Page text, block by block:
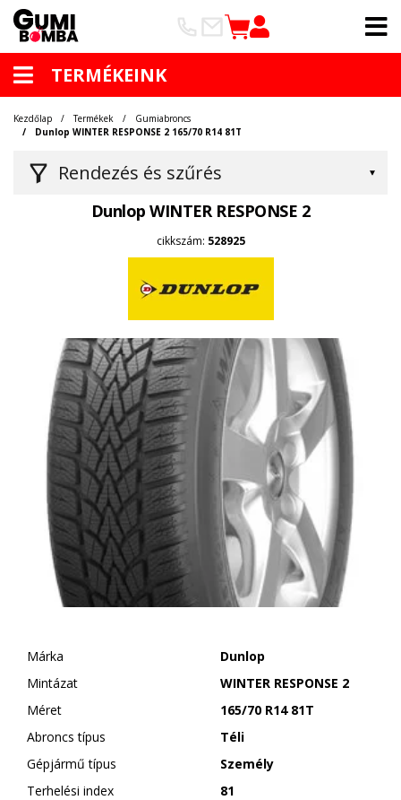
TERMÉKEINK
Rendezés és szűrés
Kezdőlap Termékek
Gumiabroncs
Dunlop WINTER RESPONSE 2 165/70 R14 81T
Dunlop WINTER RESPONSE 2
cikkszám: 528925
Márka
Dunlop
Mintázat
WINTER RESPONSE 2
Méret
165/70 R14 81T
Abroncs típus
Téli
Gépjármű típus
Személy
Terhelési index
81